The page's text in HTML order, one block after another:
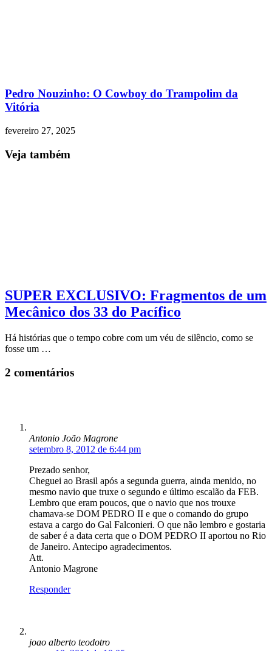
Pedro Nouzinho: O Cowboy do Trampolim da
Vitória
fevereiro 27, 2025
Veja também
SUPER EXCLUSIVO: Fragmentos de um
Mecânico dos 33 do Pacífico
Há histórias que o tempo cobre com um véu de silêncio, como se
fosse um …
2 comentários
Antonio João Magrone
setembro 8, 2012 de 6:44 pm
Prezado senhor,
Cheguei ao Brasil após a segunda guerra, ainda menido, no
mesmo navio que truxe o segundo e último escalão da FEB.
Lembro que eram poucos, que o navio que nos trouxe
chamava-se DOM PEDRO II e que o comando do grupo
estava a cargo do Gal Falconieri. O que não lembro e gostaria
de saber é a data certa que o DOM PEDRO II aportou no Rio
de Janeiro. Antecipo agradecimentos.
Att.
Antonio Magrone
Responder
joao alberto teodotro